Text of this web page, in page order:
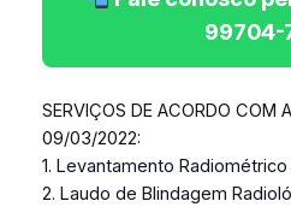
99704-
SERVIÇOS DE ACORDO COM
09/03/2022:
1. Levantamento
2. Laudo de Blindagem